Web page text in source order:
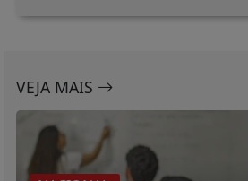
VEJA MAIS